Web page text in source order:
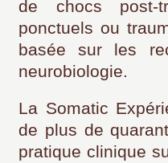
de chocs post-
ponctuels ou
basée sur les
neurobiologie.
La Somatic
de plus de
pratique clinique